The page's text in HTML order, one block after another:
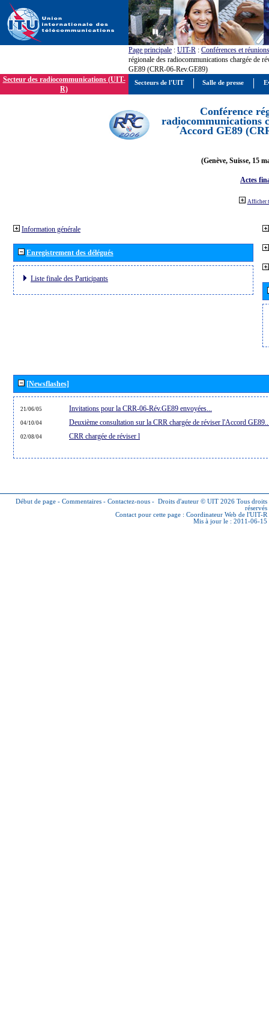
Page principale : UIT-R : Conférences et réunions
régionale des radiocommunications chargée de
GE89 (CRR-06-Rev.GE89)
Secteur des radiocommunications (UIT-
R)
Conférence
radiocommunications
´Accord GE89
(Genève, Suisse, 15
Actes
Afficher
Information générale
Enregistrement des délégués
Liste finale des Participants
[Newsflashes]
21/06/05 Invitations pour la CRR-06-Rév.GE89 envoyées...
04/10/04 Deuxième consultation sur la CRR chargée de réviser l'Accord
02/08/04 CRR chargée de réviser l
Début de page - Commentaires - Contactez-nous - Droits d'auteur © UIT 2026 Tous droits
réservés
Contact pour cette page : Coordinateur Web de l'UIT-R
Mis à jour le : 2011-06-15
Secteurs de l'UIT Salle de presse